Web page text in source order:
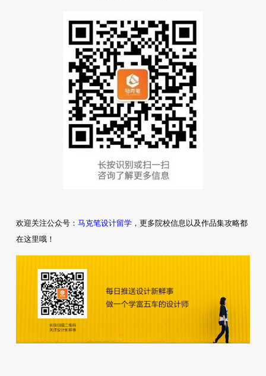
欢迎关注公众号： 马克笔设计留学，更多院校信息以及作品集攻略都
在这里哦！